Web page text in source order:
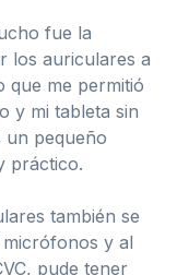
fue la
los auriculares a
que me permitió
y mi tableta sin
un pequeño
práctico.
también se
micrófonos y al
pude tener